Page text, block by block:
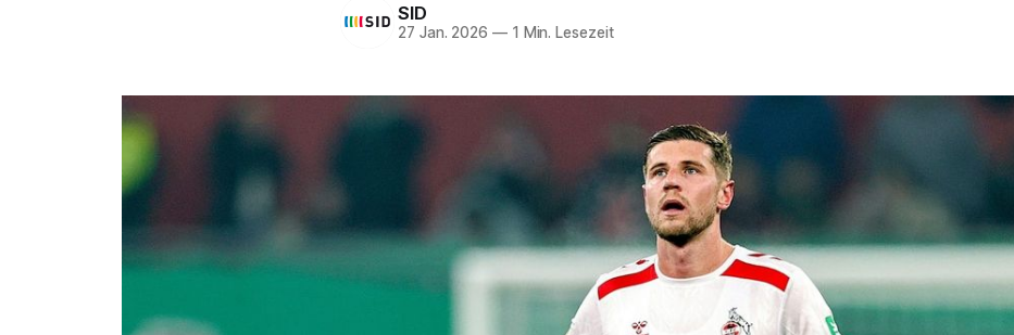
SID
27 Jan. 2026 —1 Min. Lesezeit